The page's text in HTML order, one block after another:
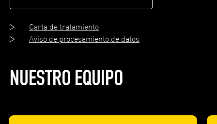
Carta de tratamiento
Aviso de procesamiento de datos
NUESTRO EQUIPO